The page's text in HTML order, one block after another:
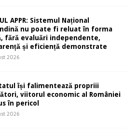
APPR: Sistemul Național
nu poate fi reluat în forma
fără evaluări independente,
și eficiență demonstrate
2026
își falimentează propriii
viitorul economic al României
în pericol
2026